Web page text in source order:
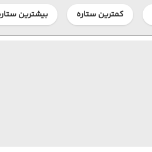
کمترین ستاره بیشترین